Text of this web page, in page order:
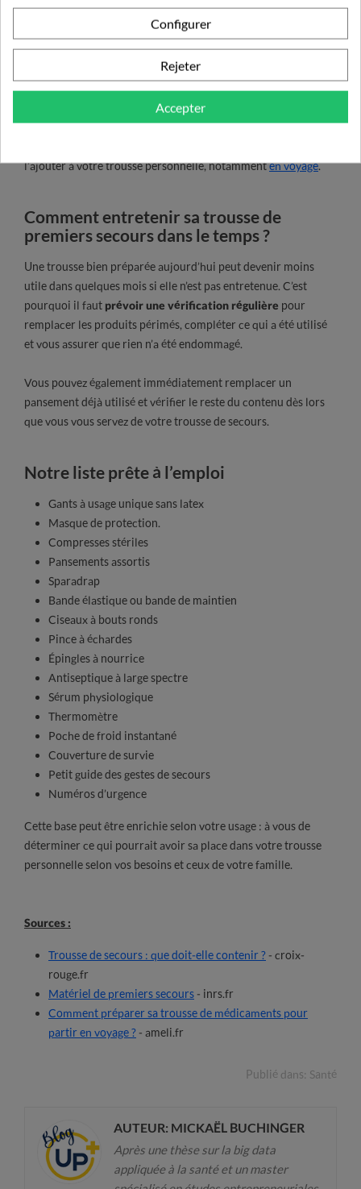
besoin de contenir de médicaments. Il est primordial de
distinguer la trousse de premiers soins de l’armoire à
pharmacie: La première sert à agir rapidement en cas
d’accident, la seconde rassemble vos traitements et des
médicaments d’appoint pour l’automédication en cas de mal
l’ajouter à votre trousse personnelle, notammenten voyage.
Comment entretenir sa trousse de
premiers secours dans le temps ?
Une trousse bien préparée aujourd’hui peut devenir moins
utile dans quelques mois si elle n’est pas entretenue. C’est
pourquoi il faut prévoir une vérification régulière pour
remplacer les produits périmés, compléter ce qui a été utilisé
et vous assurer que rien n’a été endommagé.
Vous pouvez également immédiatement remplacer un
pansement déjà utilisé et vérifier le reste du contenu dès lors
que vous vous servez de votre trousse de secours.
Notre liste prête à l’emploi
Gants à usage unique sans latex
Masque de protection.
Compresses stériles
Pansements assortis
Sparadrap
Bande élastique ou bande de maintien
Ciseaux à bouts ronds
Pince à échardes
Épingles à nourrice
Antiseptique à large spectre
Sérum physiologique
Thermomètre
Poche de froid instantané
Couverture de survie
Petit guide des gestes de secours
Numéros d’urgence
Cette base peut être enrichie selon votre usage : à vous de
déterminer ce qui pourrait avoir sa place dans votre trousse
personnelle selon vos besoins et ceux de votre famille.
Sources :
Trousse de secours : que doit-elle contenir ? - croix-
rouge.fr
Matériel de premiers secours - inrs.fr
Comment préparer sa trousse de médicaments pour
partir en voyage ? - ameli.fr
Publié dans: Santé
AUTEUR: MICKAËL BUCHINGER
Après une thèse sur la big data
appliquée à la santé et un master
Configurer
Rejeter
Accepter